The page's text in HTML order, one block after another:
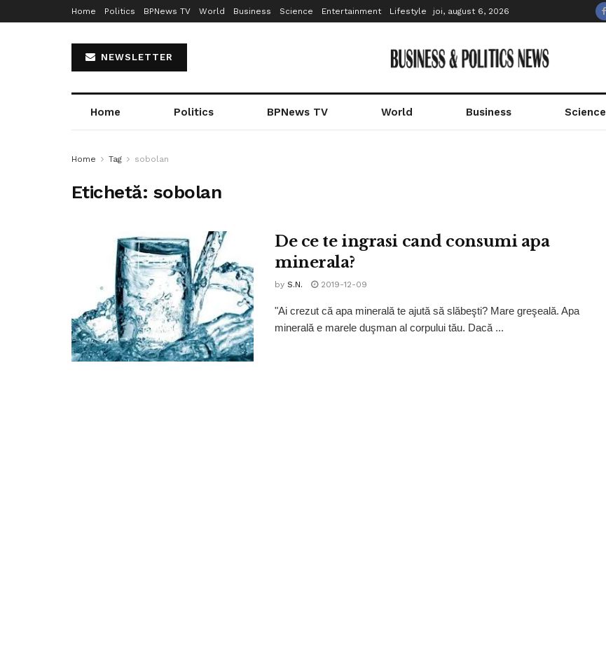
Home Politics BPNews TV World Business Science Entertainment Lifestyle joi, august 6, 2026
NEWSLETTER
Home Politics BPNews TV World Business Science
Home Tag sobolan
Etichetă: sobolan
De ce te ingrasi cand consumi apa
minerala?
by S.N. 2019-12-09
"Ai crezut că apa minerală te ajută să slăbeşti? Mare greşeală. Apa
minerală e marele duşman al corpului tău. Dacă ...